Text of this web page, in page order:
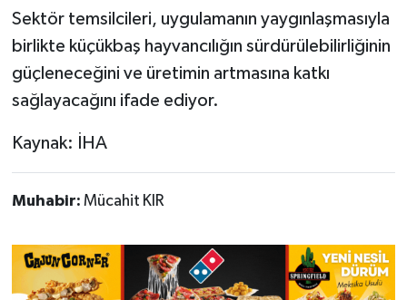
öğrencilerin ailelerini
kabul etti
Sektör temsilcileri, uygulamanın yaygınlaşmasıyla
birlikte küçükbaş hayvancılığın sürdürülebilirliğinin
güçleneceğini ve üretimin artmasına katkı
sağlayacağını ifade ediyor.
Kaynak: İHA
Muhabir: Mücahit KIR